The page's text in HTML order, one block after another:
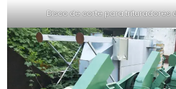
Disco de corte para trituradores